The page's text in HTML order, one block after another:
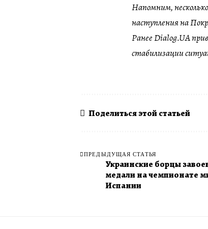
Напомним, несколько
наступления на
Ранее Dialog.UA
стабилизации
Поделиться этой статьей
ПРЕДЫДУЩАЯ СТАТЬЯ
Украинские борцы
медали на чемпионате
Испании